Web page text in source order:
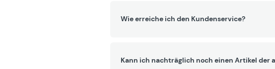
Wie erreiche ich den Kundenservice?
Kann ich nachträglich noch einen Artikel der